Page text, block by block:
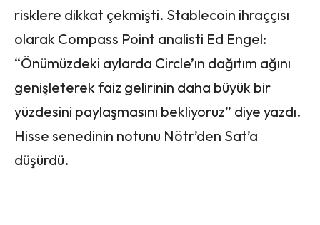
risklere dikkat çekmişti. Stablecoin ihraççısı
olarak Compass Point analisti Ed Engel:
“Önümüzdeki aylarda Circle’ın dağıtım ağını
genişleterek faiz gelirinin daha büyük bir
yüzdesini paylaşmasını bekliyoruz” diye yazdı.
Hisse senedinin notunu Nötr’den Sat’a
düşürdü.